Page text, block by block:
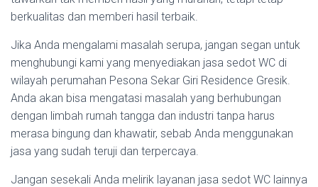
berkualitas dan memberi hasil terbaik.
Jika Anda mengalami masalah serupa, jangan segan untuk
menghubungi kami yang menyediakan jasa sedot WC di
wilayah perumahan Pesona Sekar Giri Residence Gresik.
Anda akan bisa mengatasi masalah yang berhubungan
dengan limbah rumah tangga dan industri tanpa harus
merasa bingung dan khawatir, sebab Anda menggunakan
jasa yang sudah teruji dan terpercaya.
Jangan sesekali Anda melirik layanan jasa sedot WC lainnya